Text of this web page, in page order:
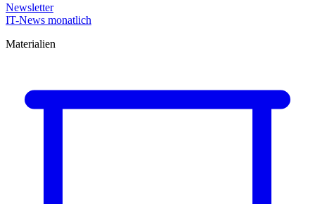
Newsletter
IT-News monatlich
Materialien